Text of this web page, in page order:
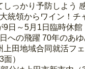
っかり予防しよう
統領からワイン！チ
日～5月1日臨時休館
への飛躍 70年のあゆ
田地域合同就活フェ
）